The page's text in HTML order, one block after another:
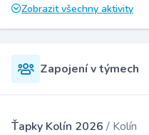
Zobrazit všechny aktivity
Zapojení v týmech
Ťapky Kolín 2026 / Kolín